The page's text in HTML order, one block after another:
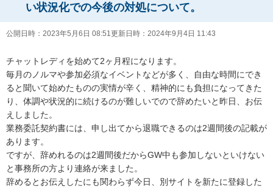
い状況化での今後の対処について。
公開日時： 2023年5月6日 08:51更新日時： 2024年9月4日 11:43
チャットレディを始めて2ヶ月程になります。
毎月のノルマや参加必須なイベントなどが多く、自由な時間にでき
ると聞いて始めたものの実情が辛く、精神的にも負担になってきた
り、体調や状況的に続けるのが難しいでので辞めたいと昨日、お伝
えしました。
業務委託契約書には、申し出てから退職できるのは2週間後の記載が
あります。
ですが、辞めれるのは2週間後だからGW中も参加しないといけない
と事務所の方より連絡が来ました。
辞めるとお伝えしたにも関わらず今日、別サイトを新たに登録した